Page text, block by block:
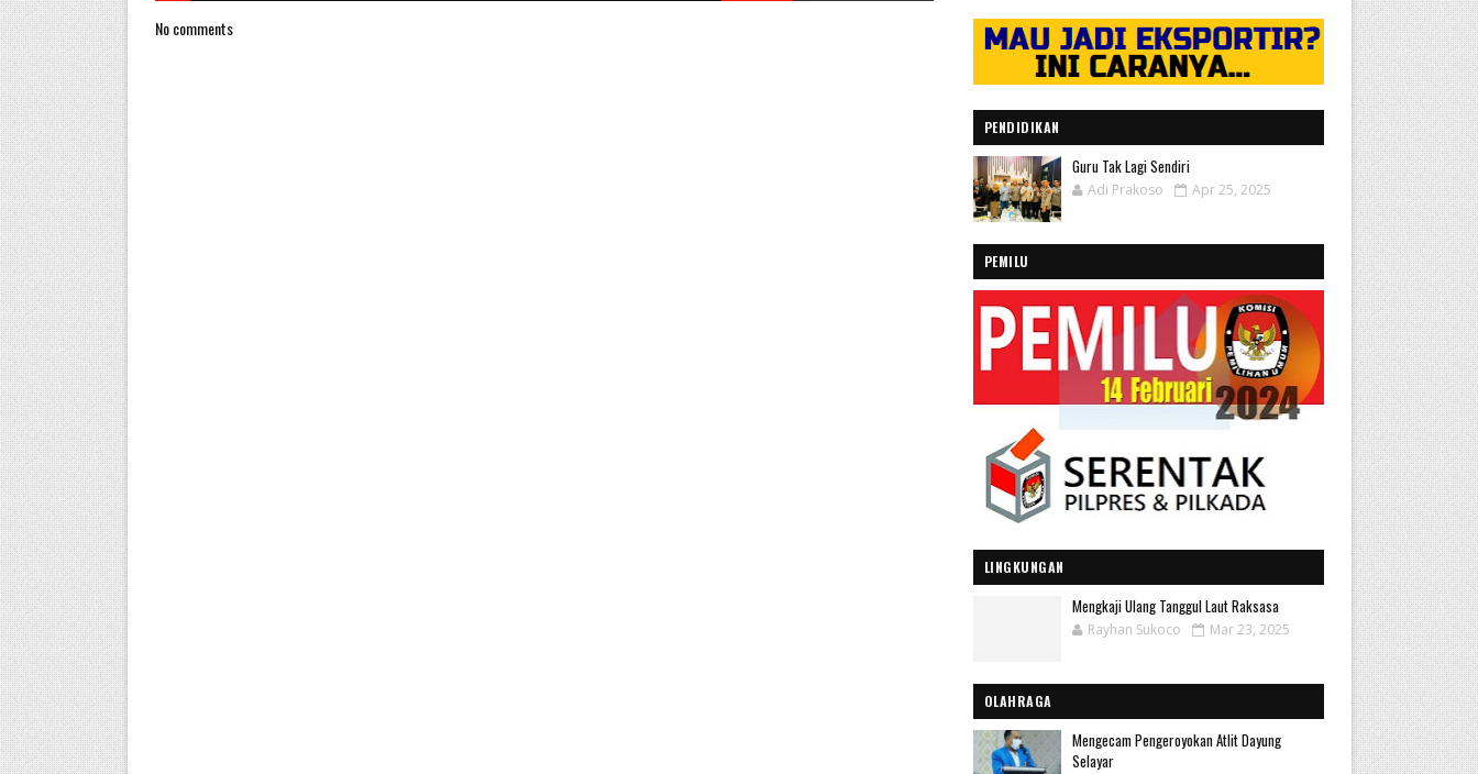
No comments
PENDIDIKAN
Guru Tak Lagi Sendiri
Adi Prakoso Apr 25, 2025
PEMILU
LINGKUNGAN
Mengkaji Ulang Tanggul Laut Raksasa
Rayhan Sukoco Mar 23, 2025
OLAHRAGA
Mengecam Pengeroyokan Atlit Dayung
Selayar